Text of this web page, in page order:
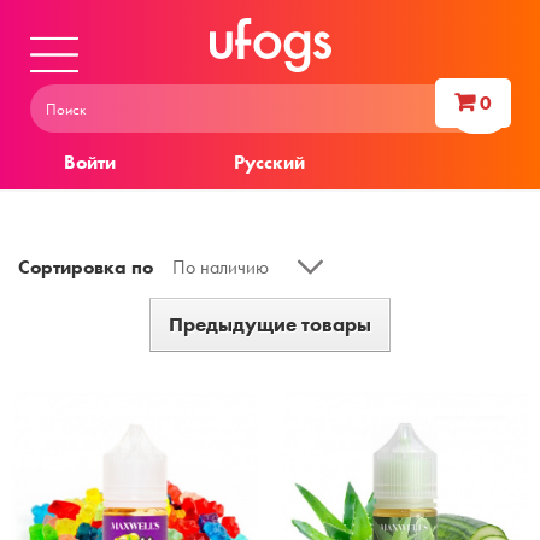
Войти Русский
0
Сортировка по По наличию
Предыдущие товары